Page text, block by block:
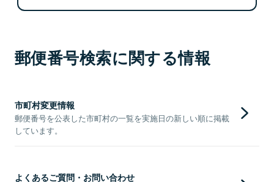
郵便番号検索に関する情報
市町村変更情報
郵便番号を公表した市町村の一覧を実施日の新しい順に掲載
しています。
よくあるご質問・お問い合わせ